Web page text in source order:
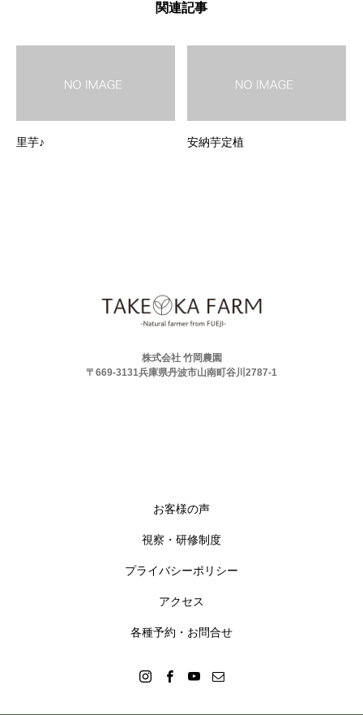
関連記事
里芋♪ 安納芋定植
株式会社 竹岡農園
〒669-3131兵庫県丹波市山南町谷川2787-1
お客様の声
視察・研修制度
プライバシーポリシー
アクセス
各種予約・お問合せ